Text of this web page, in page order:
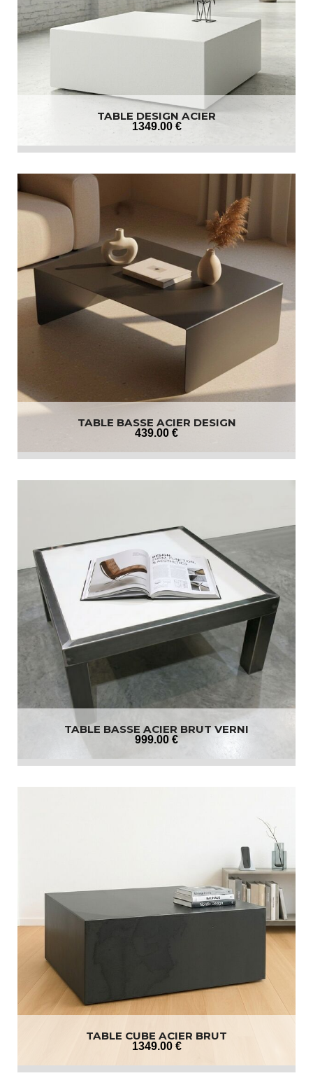
TABLE DESIGN ACIER
1349.00 €
TABLE BASSE ACIER DESIGN
439.00 €
TABLE BASSE ACIER BRUT VERNI
999.00 €
TABLE CUBE ACIER BRUT
1349.00 €